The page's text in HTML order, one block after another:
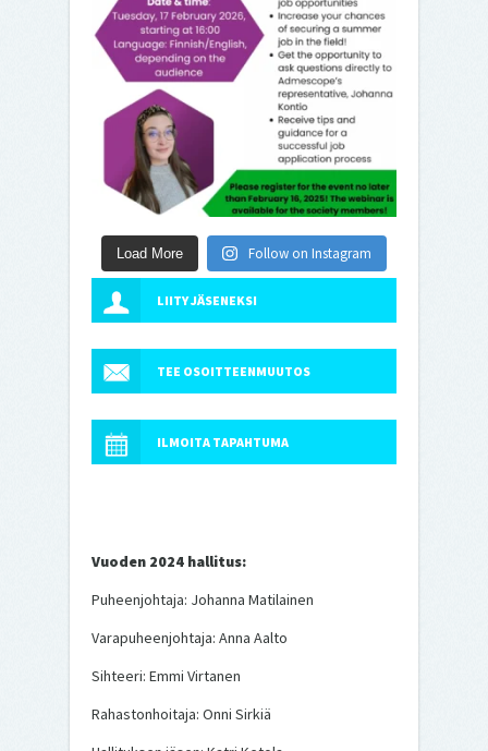
Load More Follow on Instagram
LIITY JÄSENEKSI
TEE OSOITTEENMUUTOS
ILMOITA TAPAHTUMA
Vuoden 2024 hallitus:
Puheenjohtaja: Johanna Matilainen
Varapuheenjohtaja: Anna Aalto
Sihteeri: Emmi Virtanen
Rahastonhoitaja: Onni Sirkiä